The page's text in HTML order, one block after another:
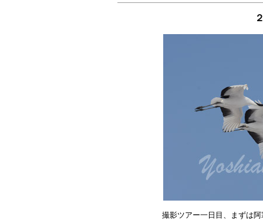
撮影ツアー一日目、まずは